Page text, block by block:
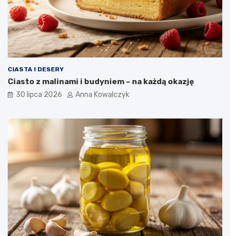
CIASTA I DESERY
Ciasto z malinami i budyniem – na każdą okazję
30 lipca 2026 Anna Kowalczyk